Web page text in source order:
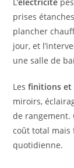
prises
plancher
jour, et
une salle de
Lesfinitions et
miroirs,
de rangement.
coût total mais
quotidienne.